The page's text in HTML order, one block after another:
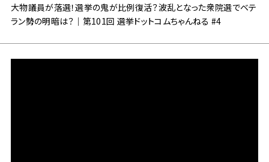
大物議員が落選！選挙の鬼が比例復活？波乱となった衆院選でベテ
ラン勢の明暗は？｜第101回 選挙ドットコムちゃんねる #4